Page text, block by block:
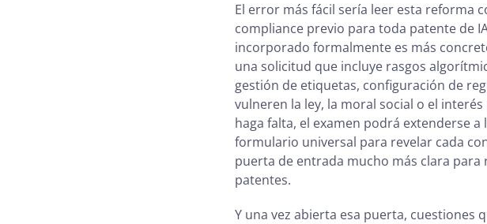
El error más fácil sería leer esta reforma
compliance previo para toda patente de
incorporado formalmente es más
una solicitud que incluye rasgos
gestión de etiquetas, configuración de
vulneren la ley, la moral social o el
haga falta, el examen podrá extenderse
formulario universal para revelar cada
puerta de entrada mucho más clara
patentes.
Y una vez abierta esa puerta, cuestiones